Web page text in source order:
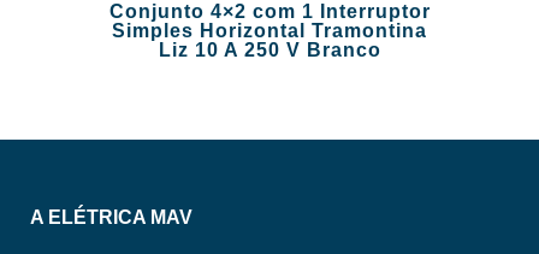
Conjunto 4×2 com 1 Interruptor
Simples Horizontal Tramontina
Liz 10 A 250 V Branco
A ELÉTRICA MAV